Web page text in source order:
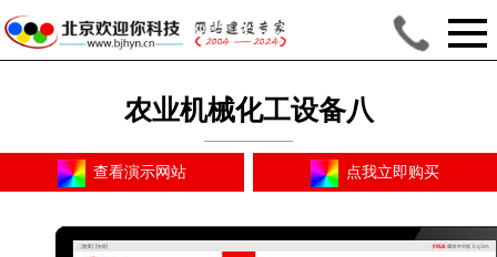
农业机械化工设备八
查看演示网站 点我立即购买